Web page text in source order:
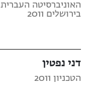
האוניברסיטה העברית
בירושלים 2011
דני נפטין
הטכניון 2011